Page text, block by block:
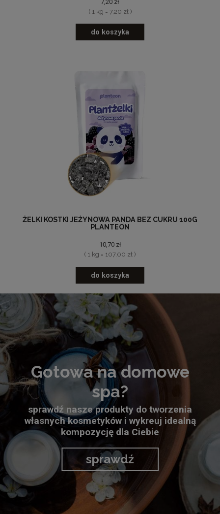
7,20 zł
( 1 kg = 7,20 zł )
do koszyka
ŻELKI KOSTKI JEŻYNOWA PANDA BEZ CUKRU 100G
PLANTEON
10,70 zł
( 1 kg = 107,00 zł )
do koszyka
Gotowa na domowe
spa?
sprawdź nasze produkty do tworzenia
własnych kosmetyków i wykreuj idealną
kompozycję dla Ciebie
sprawdź